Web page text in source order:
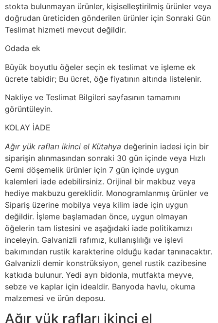
stokta bulunmayan ürünler, kişiselleştirilmiş ürünler veya
doğrudan üreticiden gönderilen ürünler için Sonraki Gün
Teslimat hizmeti mevcut değildir.
Odada ek
Büyük boyutlu öğeler seçin ek teslimat ve işleme ek
ücrete tabidir; Bu ücret, öğe fiyatının altında listelenir.
Nakliye ve Teslimat Bilgileri sayfasının tamamını
görüntüleyin.
KOLAY İADE
Ağır yük rafları ikinci el Kütahya değerinin iadesi için bir
siparişin alınmasından sonraki 30 gün içinde veya Hızlı
Gemi döşemelik ürünler için 7 gün içinde uygun
kalemleri iade edebilirsiniz. Orijinal bir makbuz veya
hediye makbuzu gereklidir. Monogramlanmış ürünler ve
Sipariş üzerine mobilya veya kilim iade için uygun
değildir. İşleme başlamadan önce, uygun olmayan
öğelerin tam listesini ve aşağıdaki iade politikamızı
inceleyin. Galvanizli rafımız, kullanışlılığı ve işlevi
bakımından rustik karakterine olduğu kadar tanınacaktır.
Galvanizli demir konstrüksiyon, genel rustik cazibesine
katkıda bulunur. Yedi ayrı bidonla, mutfakta meyve,
sebze ve kaplar için idealdir. Banyoda havlu, okuma
malzemesi ve ürün deposu.
Ağır yük rafları ikinci el